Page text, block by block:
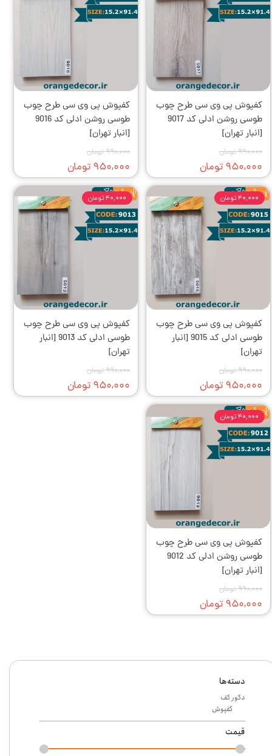
دسته‌ها
دکور کف
کفپوش
قیمت
کفپوش‌ پی وی سی طرح چوب
طوسی روشن ادلی کد 9017
[انبار تهران]
۹۹۰,۰۰۰ تومان
۹۵۰,۰۰۰ تومان
کفپوش‌ پی وی سی طرح چوب
طوسی روشن ادلی کد 9016
[انبار تهران]
۹۹۰,۰۰۰ تومان
۹۵۰,۰۰۰ تومان
کفپوش‌ پی وی سی طرح چوب
طوسی ادلی کد 9015 [انبار
تهران]
۹۹۰,۰۰۰ تومان
۹۵۰,۰۰۰ تومان
۴۰,۰۰۰ تومان
کفپوش‌ پی وی سی طرح چوب
طوسی ادلی کد 9013 [انبار
تهران]
۹۹۰,۰۰۰ تومان
۹۵۰,۰۰۰ تومان
۴۰,۰۰۰ تومان
کفپوش‌ پی وی سی طرح چوب
طوسی روشن ادلی کد 9012
[انبار تهران]
۹۹۰,۰۰۰ تومان
۹۵۰,۰۰۰ تومان
۴۰,۰۰۰ تومان